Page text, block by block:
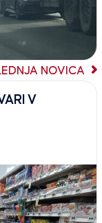
NOVICA
V